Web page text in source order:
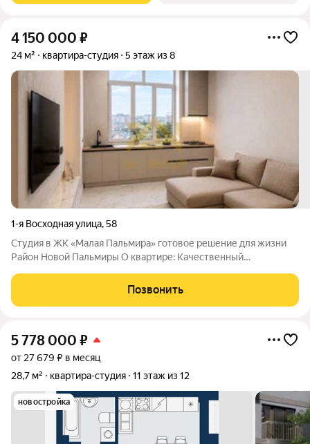
4 150 000 ₽
24 м² квартира-студия 5 этаж из 8
1-я Восходная улица,58
Студия в ЖК «Малая Пальмира» готовое решение для жизни
Район Новой Пальмиры О квартире: Качественный
Документы готовы к сделке Зеленка на руках Новая кухня,
шторы Почему этот вариант заслуживает
Позвонить
5 778 000 ₽
от 27 679 ₽ в месяц
28,7 м²
квартира-студия 11 этаж из 12
новостройка